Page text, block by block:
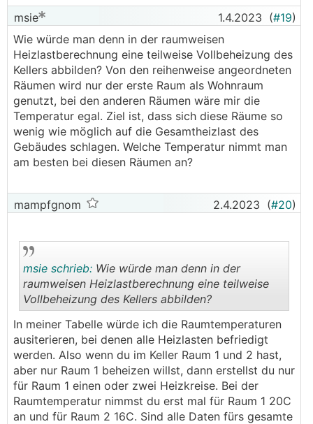
msie 1.4.2023 (#19)
Wie würde man denn in der raumweisen
Heizlastberechnung eine teilweise Vollbeheizung des
Kellers abbilden? Von den reihenweise angeordneten
Räumen wird nur der erste Raum als Wohnraum
genutzt, bei den anderen Räumen wäre mir die
Temperatur egal. Ziel ist, dass sich diese Räume so
wenig wie möglich auf die Gesamtheizlast des
Gebäudes schlagen. Welche Temperatur nimmt man
am besten bei diesen Räumen an?
mampfgnom 2.4.2023 (#20)
.
msie schrieb: Wie würde man denn in der
raumweisen Heizlastberechnung eine teilweise
Vollbeheizung des Kellers abbilden?
In meiner Tabelle würde ich die Raumtemperaturen
ausiterieren, bei denen alle Heizlasten befriedigt
werden. Also wenn du im Keller Raum 1 und 2 hast,
aber nur Raum 1 beheizen willst, dann erstellst du nur
für Raum 1 einen oder zwei Heizkreise. Bei der
Raumtemperatur nimmst du erst mal für Raum 1 20C
an und für Raum 2 16C. Sind alle Daten fürs gesamte